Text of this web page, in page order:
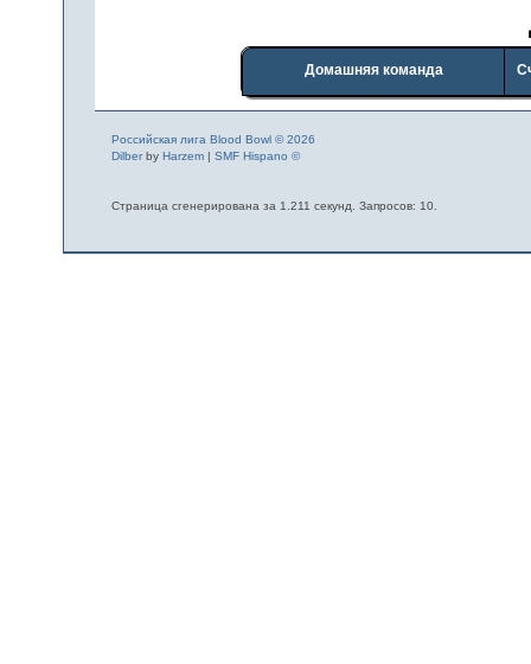
Домашняя команда
Российская лига Blood Bowl © 2026
Dilberby Harzem| SMF Hispano ©
Страница сгенерирована за 1.211 секунд. Запросов: 10.